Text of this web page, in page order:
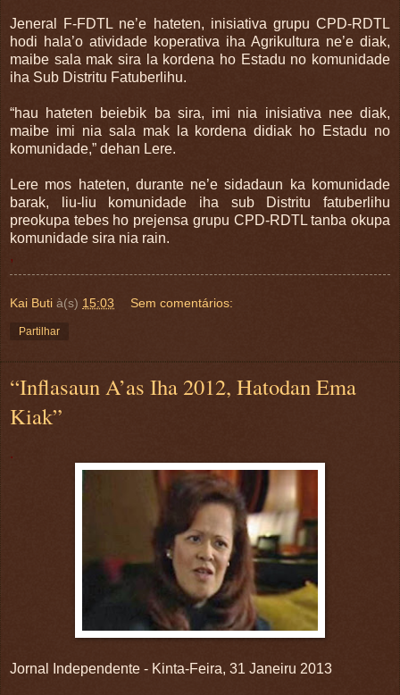
Jeneral F-FDTL ne’e hateten, inisiativa grupu CPD-RDTL
hodi hala’o atividade koperativa iha Agrikultura ne’e diak,
maibe sala mak sira la kordena ho Estadu no komunidade
iha Sub Distritu Fatuberlihu.
“hau hateten beiebik ba sira, imi nia inisiativa nee diak,
maibe imi nia sala mak la kordena didiak ho Estadu no
komunidade,” dehan Lere.
Lere mos hateten, durante ne’e sidadaun ka komunidade
barak, liu-liu komunidade iha sub Distritu fatuberlihu
preokupa tebes ho prejensa grupu CPD-RDTL tanba okupa
komunidade sira nia rain.
,
Kai Buti à(s) 15:03 Sem comentários:
Partilhar
“Inflasaun A’as Iha 2012, Hatodan Ema
Kiak”
.
Jornal Independente - Kinta-Feira, 31 Janeiru 2013